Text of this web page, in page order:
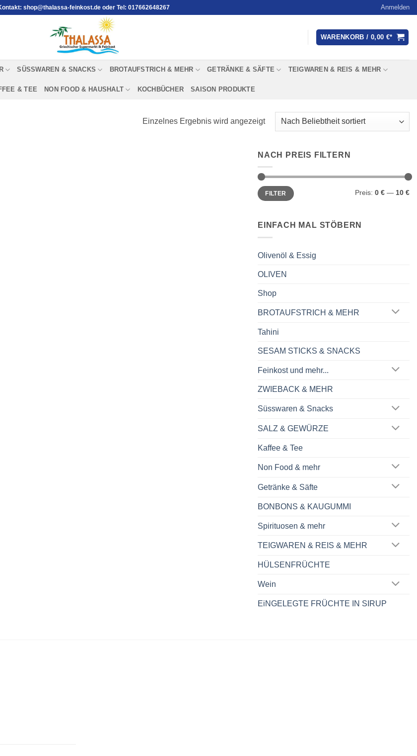
shop@thalassa-feinkost.de oder Tel: 017662648267 Anmelden
WARENKORB / 0,00 €
SÜSSWAREN & SNACKS BROTAUFSTRICH & MEHR GETRÄNKE & SÄFTE TEIGWAREN & REIS & MEHR
& TEE NON FOOD & HAUSHALT KOCHBÜCHER SAISON PRODUKTE
Einzelnes Ergebnis wird angezeigt
NACH PREIS FILTERN
Min.
Preis
Max.
PreisFILTER Preis: 0 € — 10 €
EINFACH MAL STÖBERN
Olivenöl & Essig
OLIVEN
Shop
BROTAUFSTRICH & MEHR
Tahini
SESAM STICKS & SNACKS
Feinkost und mehr...
ZWIEBACK & MEHR
Süsswaren & Snacks
SALZ & GEWÜRZE
Kaffee & Tee
Non Food & mehr
Getränke & Säfte
BONBONS & KAUGUMMI
Spirituosen & mehr
TEIGWAREN & REIS & MEHR
HÜLSENFRÜCHTE
Wein
EiNGELEGTE FRÜCHTE IN SIRUP